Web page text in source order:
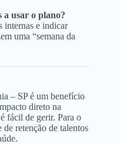
a usar o plano?
internas e indicar
uma “semana da
– SP é um benefício
direto na
fácil de gerir. Para o
retenção de talentos